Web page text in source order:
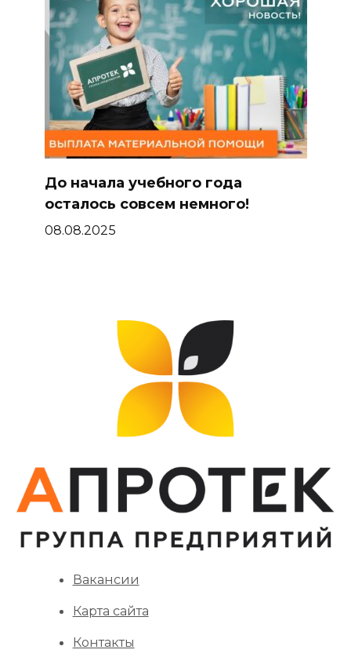
До начала учебного года
осталось совсем немного!
08.08.2025
Вакансии
Карта сайта
Контакты